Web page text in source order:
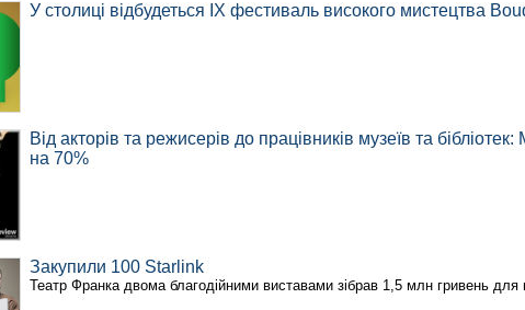
У столиці відбудеться IX фестиваль високого мистецтва
Від акторів та режисерів до працівників музеїв та
на 70%
Закупили 100 Starlink
Театр Франка двома благодійними виставами зібрав 1,5 млн гривень для